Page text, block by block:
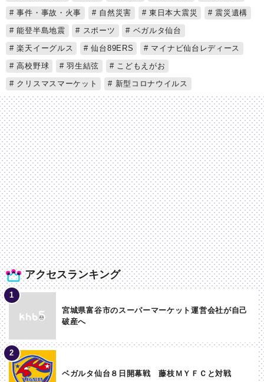
アクセスランキング
宮城県富谷市のスーパーマーケット運営会社が自己
破産へ
ベガルタ仙台８日開幕戦 藤枝ＭＹＦＣと対戦
事件・事故・火事
自然災害 東日本大震災
震災遺構
能登半島地震
スポーツ
ベガルタ仙台
楽天イーグルス
仙台89ERS
マイナビ仙台レディース
高校野球
羽生結弦
こどもえがお
クリスマスマーケット
新型コロナウイルス